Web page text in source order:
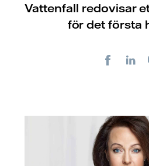
Vattenfall redovisar
för det första